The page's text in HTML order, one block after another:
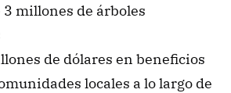
3 millones de árboles
de dólares en beneficios
locales a lo largo de